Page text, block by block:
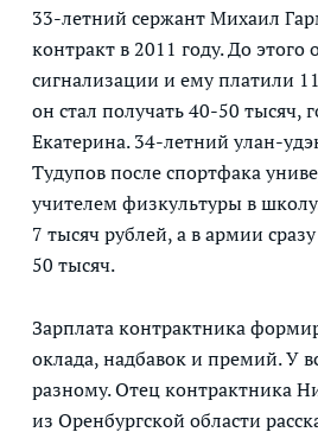
33-летний сержант Михаил
контракт в 2011 году. До этого
сигнализации и ему платили
он стал получать 40-50 тысяч,
Екатерина. 34-летний улан-
Тудупов после спортфака
учителем физкультуры в
7 тысяч рублей, а в армии
50 тысяч.
Зарплата контрактника
оклада, надбавок и премий. У
разному. Отец контрактника
из Оренбургской области